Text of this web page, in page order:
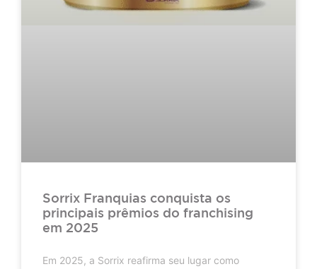
Sorrix Franquias conquista os
principais prêmios do franchising
em 2025
Em 2025, a Sorrix reafirma seu lugar como